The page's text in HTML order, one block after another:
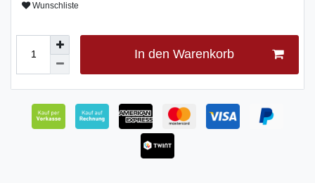
Wunschliste
In den Warenkorb